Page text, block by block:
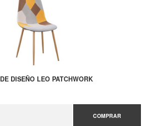
DISEÑO LEO PATCHWORK
COMPRAR